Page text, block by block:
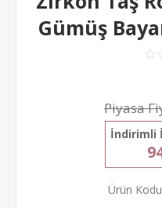
Gümüş
Piyasa
İndirimli
Ürün